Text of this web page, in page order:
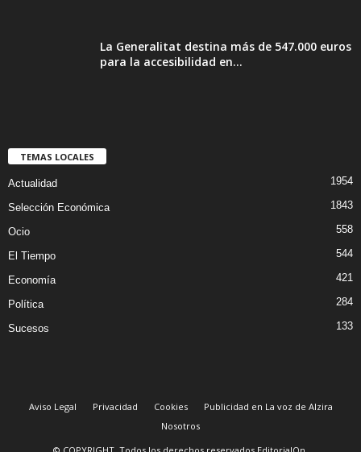
La Generalitat destina más de 547.000 euros
para la accesibilidad en...
TEMAS LOCALES
Actualidad 1954
Selección Económica 1843
Ocio 558
El Tiempo 544
Economía 421
Política 284
Sucesos 133
Aviso Legal Privacidad Cookies
Publicidad en La voz de Alzira
Nosotros